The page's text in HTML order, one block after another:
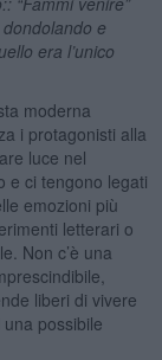
e
era l’unico
moderna
i protagonisti alla
luce nel
e ci tengono legati
emozioni più
letterari o
Non c’è una
liberi di vivere
possibile